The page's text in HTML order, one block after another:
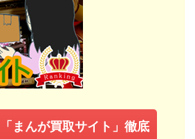
まんが買取サイト」徹底